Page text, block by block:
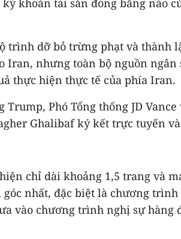
khoản tài sản đóng băng nào
trình dỡ bỏ trừng phạt và thành
Iran, nhưng toàn bộ nguồn ngân
thực hiện thực tế của phía Iran.
Phó Tổng thống JD Vance
Ghalibaf ký kết trực tuyến
chỉ dài khoảng 1,5 trang và
nhất, đặc biệt là chương trình
vào chương trình nghị sự hàng